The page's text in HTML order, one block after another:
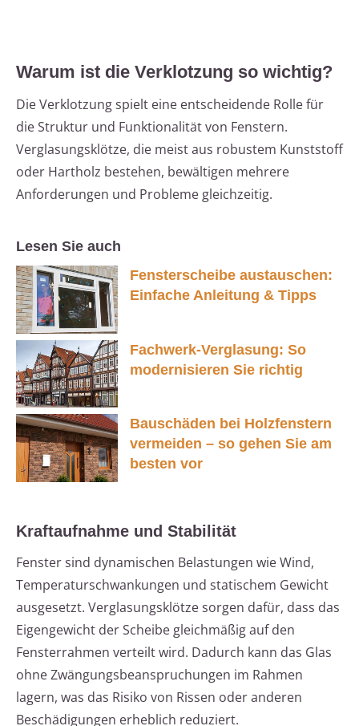
Warum ist die Verklotzung so wichtig?
Die Verklotzung spielt eine entscheidende Rolle für
die Struktur und Funktionalität von Fenstern.
Verglasungsklötze, die meist aus robustem Kunststoff
oder Hartholz bestehen, bewältigen mehrere
Anforderungen und Probleme gleichzeitig.
Lesen Sie auch
Fensterscheibe austauschen:
Einfache Anleitung & Tipps
Fachwerk-Verglasung: So
modernisieren Sie richtig
Bauschäden bei Holzfenstern
vermeiden – so gehen Sie am
besten vor
Kraftaufnahme und Stabilität
Fenster sind dynamischen Belastungen wie Wind,
Temperaturschwankungen und statischem Gewicht
ausgesetzt. Verglasungsklötze sorgen dafür, dass das
Eigengewicht der Scheibe gleichmäßig auf den
Fensterrahmen verteilt wird. Dadurch kann das Glas
ohne Zwängungsbeanspruchungen im Rahmen
lagern, was das Risiko von Rissen oder anderen
Beschädigungen erheblich reduziert.